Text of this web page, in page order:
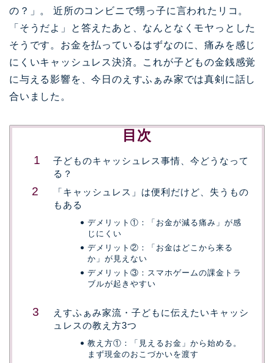
の？」。 近所のコンビニで甥っ子に言われたリコ。
「そうだよ」と答えたあと、なんとなくモヤっとした
そうです。お金を払っているはずなのに、痛みを感じ
にくいキャッシュレス決済。これが子どもの金銭感覚
に与える影響を、今日のえすふぁみ家では真剣に話し
合いました。
目次
子どものキャッシュレス事情、今どうなって
る？
「キャッシュレス」は便利だけど、失うもの
もある
デメリット①：「お金が減る痛み」が感
じにくい
デメリット②：「お金はどこから来る
か」が見えない
デメリット③：スマホゲームの課金トラ
ブルが起きやすい
えすふぁみ家流・子どもに伝えたいキャッシ
ュレスの教え方3つ
教え方①：「見えるお金」から始める。
まず現金のおこづかいを渡す